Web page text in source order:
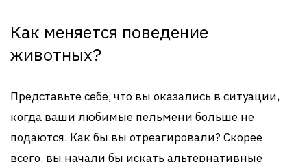
Как меняется поведение
животных?
Представьте себе, что вы оказались в ситуации,
когда ваши любимые пельмени больше не
подаются. Как бы вы отреагировали? Скорее
всего, вы начали бы искать альтернативные